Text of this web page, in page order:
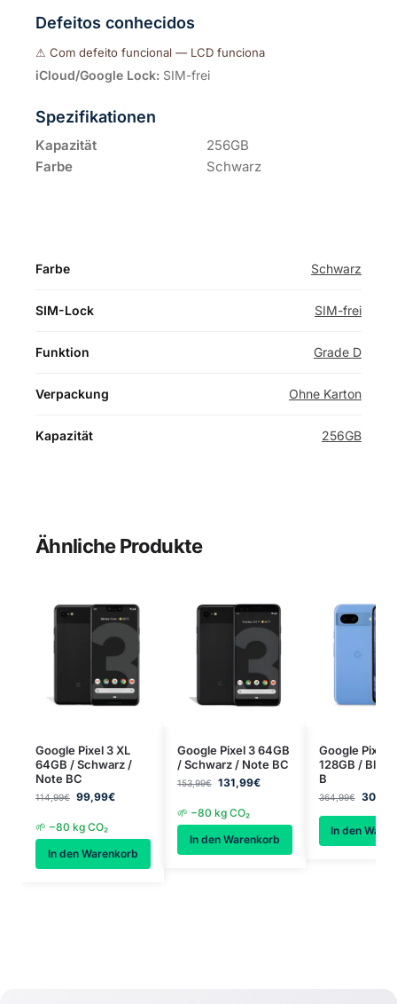
Defeitos conhecidos
Com defeito funcional — LCD funciona
iCloud/Google Lock: SIM-frei
Spezifikationen
Kapazität
256GB
Farbe
Schwarz
Farbe Schwarz
SIM-Lock SIM-frei
Funktion Grade D
Verpackung Ohne Karton
Kapazität 256GB
Ähnliche Produkte
Google Pixel 3 XL
64GB / Schwarz /
Note BC
114,99€ 99,99€
🌱 −80 kg CO₂
In den Warenkorb
Google Pixel 3 64GB
/ Schwarz / Note BC
153,99€ 131,99€
🌱 −80 kg CO₂
In den Warenkorb
Google Pixel
128GB / Blau
B
364,99€
In den